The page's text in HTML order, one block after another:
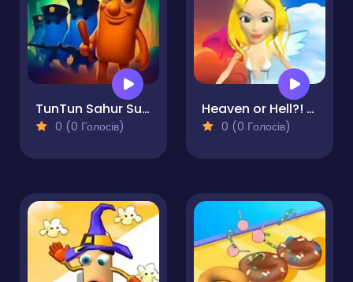
TunTun Sahur Super Runner Game
0 (0 Голосів)
Heaven or Hell?! The choice is yours!
0 (0 Голосів)